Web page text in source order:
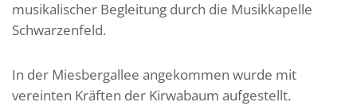
musikalischer Begleitung durch die Musikkapelle
Schwarzenfeld.
In der Miesbergallee angekommen wurde mit
vereinten Kräften der Kirwabaum aufgestellt.